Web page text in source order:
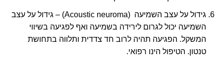
גידול על עצב השמיעה (Acoustic neuroma) – גידול על עצב
השמיעה יכול לגרום לירידה בשמיעה ואף לפגיעה בשיווי
המשקל. הפגיעה תהיה לרוב חד צדדית ותלווה בתחושת
טנטון. הטיפול הינו רפואי.